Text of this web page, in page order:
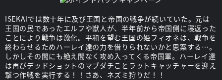
ISEKAIでは数十年に及び王国と帝国の戦争が続いていた。元は
王国の民であったエルフや獣人が、半年前から帝国側に寝返った
ことにより戦争は激化。平和を望む王国の姫フィオネは、戦争を
終わらせるためハーレイ達の力を借りられないかと思案する…。
しかしその間にも絶え間なく攻め入ってくる帝国軍。ハーレイ達
は再びデッドショットのマブダチことラットキャッチャーを迎え
撃つ作戦を実行する！！さあ、ネズミ狩りだ！！